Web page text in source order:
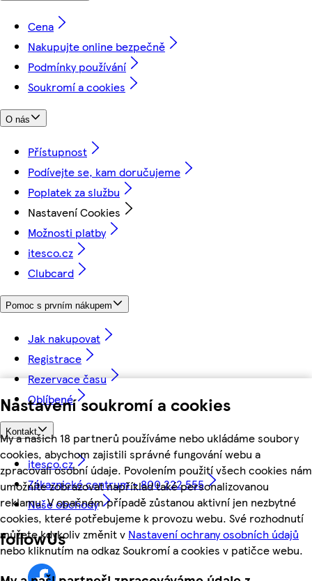
Nastavení soukromí a cookies
My a našich 18 partnerů používáme nebo ukládáme soubory
cookies, abychom zajistili správné fungování webu a
zpracovali osobní údaje. Povolením použití všech cookies nám
umožníte zobrazovat například také personalizovanou
reklamu. V opačném případě zůstanou aktivní jen nezbytné
cookies, které potřebujeme k provozu webu. Své rozhodnutí
můžete kdykoliv změnit v Nastavení ochrany osobních údajů
nebo kliknutím na odkaz Soukromí a cookies v patičce webu.
Cena
Nakupujte online bezpečně
Podmínky používání
Soukromí a cookies
O nás
Přístupnost
Podívejte se, kam doručujeme
Poplatek za službu
Nastavení Cookies
Možnosti platby
itesco.cz
Clubcard
Pomoc s prvním nákupem
Jak nakupovat
Registrace
Rezervace času
Oblíbené
Kontakt
itesco.cz
Zákaznické centrum - 800 222 555
Naše obchody
followUs